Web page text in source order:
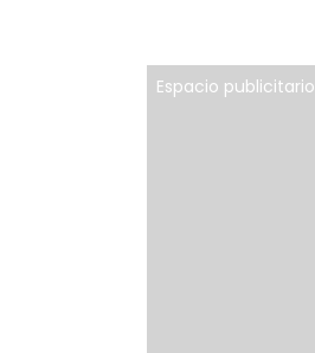
Espacio publicitario